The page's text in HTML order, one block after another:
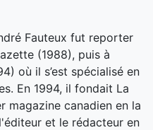
Fauteux fut reporter
(1988), puis à
où il s’est spécialisé en
En 1994, il fondait La
magazine canadien en la
et le rédacteur en